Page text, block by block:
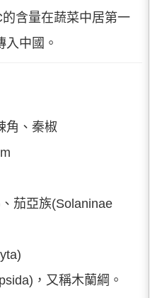
含量在蔬菜中居第一
中國。
角、秦椒
茄亞族(Solaninae
，又稱木蘭綱。